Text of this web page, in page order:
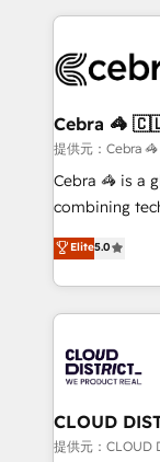
100+
CS: 245%
full-funnel
boost with a new
🏆 HubSpot
Inbound
Award for
Cebra
提供元：
Cebra 🦓 is a
combining
expertise
Europe, with
we combine
help
500+
end solutions
inbound and
creativity. Our
Elite5.0
CLOUD
提供元：CLOUD